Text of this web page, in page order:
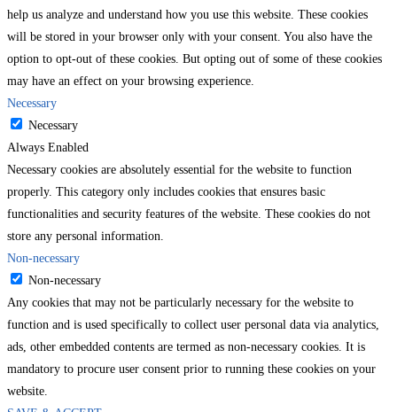
help us analyze and understand how you use this website. These cookies
will be stored in your browser only with your consent. You also have the
option to opt-out of these cookies. But opting out of some of these cookies
may have an effect on your browsing experience.
Necessary
Necessary
Always Enabled
Necessary cookies are absolutely essential for the website to function
properly. This category only includes cookies that ensures basic
functionalities and security features of the website. These cookies do not
store any personal information.
Non-necessary
Non-necessary
Any cookies that may not be particularly necessary for the website to
function and is used specifically to collect user personal data via analytics,
ads, other embedded contents are termed as non-necessary cookies. It is
mandatory to procure user consent prior to running these cookies on your
website.